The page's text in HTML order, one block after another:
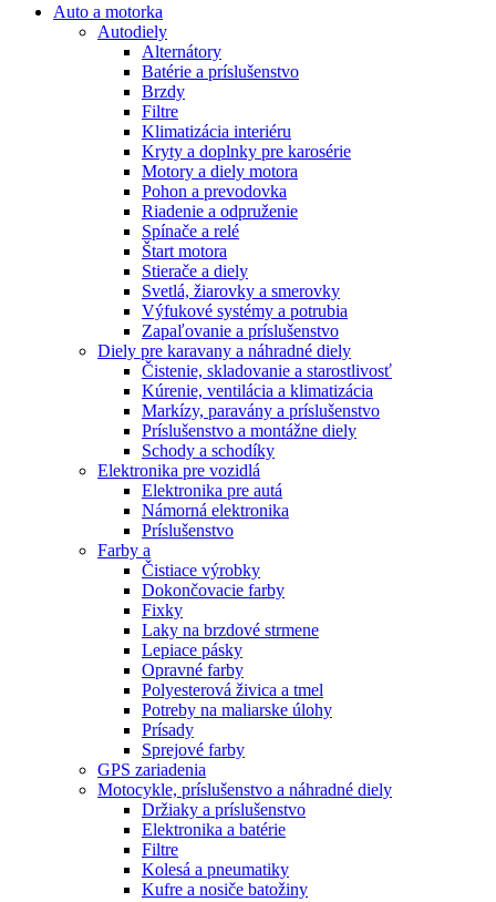
Auto a motorka
Autodiely
Alternátory
Batérie a príslušenstvo
Brzdy
Filtre
Klimatizácia interiéru
Kryty a doplnky pre karosérie
Motory a diely motora
Pohon a prevodovka
Riadenie a odpruženie
Spínače a relé
Štart motora
Stierače a diely
Svetlá, žiarovky a smerovky
Výfukové systémy a potrubia
Zapaľovanie a príslušenstvo
Diely pre karavany a náhradné diely
Čistenie, skladovanie a starostlivosť
Kúrenie, ventilácia a klimatizácia
Markízy, paravány a príslušenstvo
Príslušenstvo a montážne diely
Schody a schodíky
Elektronika pre vozidlá
Elektronika pre autá
Námorná elektronika
Príslušenstvo
Farby a
Čistiace výrobky
Dokončovacie farby
Fixky
Laky na brzdové strmene
Lepiace pásky
Opravné farby
Polyesterová živica a tmel
Potreby na maliarske úlohy
Prísady
Sprejové farby
GPS zariadenia
Motocykle, príslušenstvo a náhradné diely
Držiaky a príslušenstvo
Elektronika a batérie
Filtre
Kolesá a pneumatiky
Kufre a nosiče batožiny